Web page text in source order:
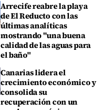
Arrecife reabre la playa
de El Reducto con las
últimas analíticas
mostrando "una buena
calidad de las aguas para
el baño"
Canarias lidera el
crecimiento económico y
consolida su
recuperación con un